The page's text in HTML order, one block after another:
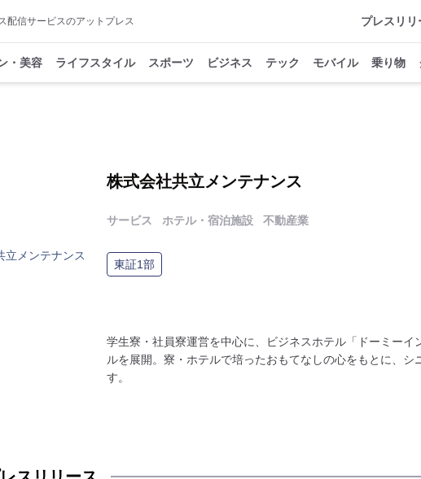
配信サービスのアットプレス プレスリ
・美容 ライフスタイル スポーツ ビジネス テック モバイル 乗り物
株式会社共立メンテナンス
サービス ホテル・宿泊施設 不動産業
東証1部
学生寮・社員寮運営を中心に、ビジネスホテル「ドーミー
ルを展開。寮・ホテルで培ったおもてなしの心をもとに、
す。
立メンテナンス